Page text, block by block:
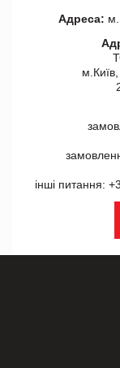
Адреса:
інші питання: